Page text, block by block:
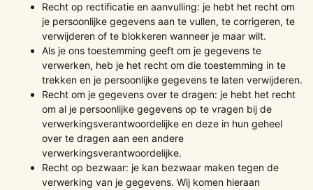
Recht op rectificatie en aanvulling: je hebt het recht om
je persoonlijke gegevens aan te vullen, te corrigeren, te
verwijderen of te blokkeren wanneer je maar wilt.
Als je ons toestemming geeft om je gegevens te
verwerken, heb je het recht om die toestemming in te
trekken en je persoonlijke gegevens te laten verwijderen.
Recht om je gegevens over te dragen: je hebt het recht
om al je persoonlijke gegevens op te vragen bij de
verwerkingsverantwoordelijke en deze in hun geheel
over te dragen aan een andere
verwerkingsverantwoordelijke.
Recht op bezwaar: je kan bezwaar maken tegen de
verwerking van je gegevens. Wij komen hieraan